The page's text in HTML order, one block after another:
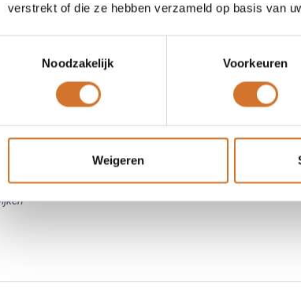
verstrekt of die ze hebben verzameld op basis van
Noodzakelijk
Voorkeuren
Weigeren